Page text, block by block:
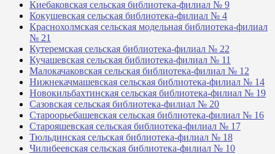
Киебаковская сельская библиотека-филиал № 9
Кокушевская сельская библиотека-филиал № 4
Краснохолмская сельская модельная библиотека-филиал
№ 21
Кутеремская сельская библиотека-филиал № 22
Кучашевская сельская библиотека-филиал № 11
Малокачаковская сельская библиотека-филиал № 12
Нижнекачмашевская сельская библиотека-филиал № 14
Новокильбахтинская сельская библиотека-филиал № 19
Сазовская сельская библиотека-филиал № 20
Староорьебашевская сельская библиотека-филиал № 16
Старояшевская сельская библиотека-филиал № 17
Тюльдинская сельская библиотека-филиал № 18
Чилибеевская сельская библиотека-филиал № 10